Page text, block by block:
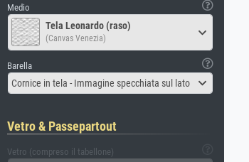
Medio
Tela Leonardo (raso)
(Canvas Venezia)
Barella
Cornice in tela - Immagine specchiata sul lato
Vetro & Passepartout
Vetro (compreso il tabellone)